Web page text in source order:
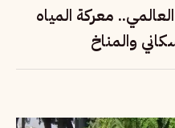
معركة المياه
والمناخ